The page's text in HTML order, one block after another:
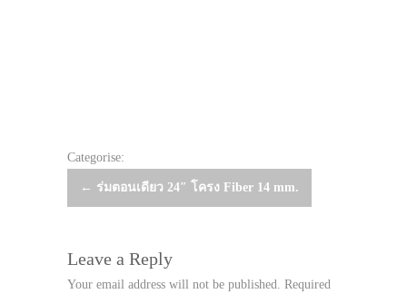
Categorise:
Post
← ร่มตอนเดียว 24″ โครง Fiber 14 mm.
Leave a Reply
Your email address will not be published. Required